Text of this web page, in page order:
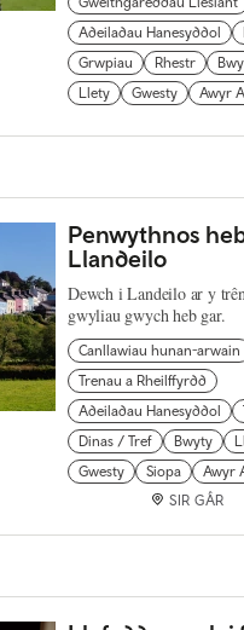
Adeiladau Hanesyddol
Grwpiau
Rhestr
Llety
Gwesty Awyr
Penwythnos
Llandeilo
Dewch i Landeilo ar y
gwyliau gwych heb gar.
Canllawiau hunan-arwain
Trenau a Rheilffyrdd
Adeiladau Hanesyddol
Dinas / Tref
Bwyty
Gwesty
Siopa
Awyr
SIR GÂR